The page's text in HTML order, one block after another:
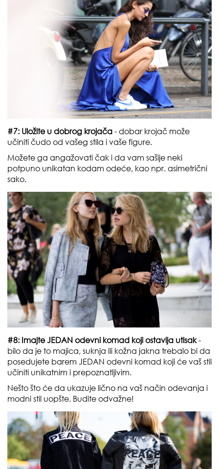
#7: Uložite u dobrog krojača - dobar krojač može
učiniti čudo od vašeg stila i vaše figure.
Možete ga angažovati čak i da vam sašije neki
potpuno unikatan kodam odeće, kao npr. asimetrični
sako.
#8: Imajte JEDAN odevni komad koji ostavlja utisak-
bilo da je to majica, suknja ili kožna jakna trebalo bi da
posedujete barem JEDAN odevni komad koji će vaš stil
učiniti unikatnim i prepoznatljivim.
Nešto što će da ukazuje lično na vaš način odevanja i
modni stil uopšte. Budite odvažne!